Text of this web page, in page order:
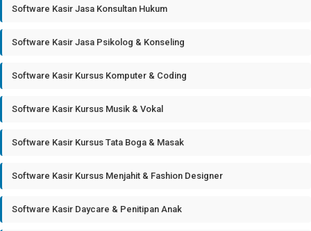
Software Kasir Jasa Konsultan Hukum
Software Kasir Jasa Psikolog & Konseling
Software Kasir Kursus Komputer & Coding
Software Kasir Kursus Musik & Vokal
Software Kasir Kursus Tata Boga & Masak
Software Kasir Kursus Menjahit & Fashion Designer
Software Kasir Daycare & Penitipan Anak